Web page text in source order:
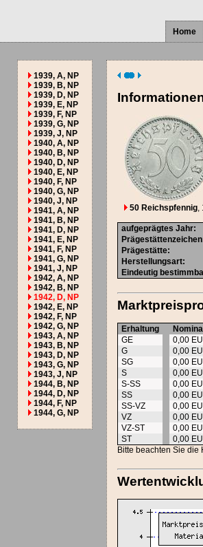
Home
1939, A, NP
1939, B, NP
1939, D, NP
1939, E, NP
1939, F, NP
1939, G, NP
1939, J, NP
1940, A, NP
1940, B, NP
1940, D, NP
1940, E, NP
1940, F, NP
1940, G, NP
1940, J, NP
1941, A, NP
1941, B, NP
1941, D, NP
1941, E, NP
1941, F, NP
1941, G, NP
1941, J, NP
1942, A, NP
1942, B, NP
1942, D, NP
1942, E, NP
1942, F, NP
1942, G, NP
1943, A, NP
1943, B, NP
1943, D, NP
1943, G, NP
1943, J, NP
1944, B, NP
1944, D, NP
1944, F, NP
1944, G, NP
50 Reichspfennig,
aufgeprägtes Jahr:
Prägestättenzeichen
Prägestätte:
Herstellungsart:
Eindeutig
Erhaltung
GE
0,00
G
0,00
SG
0,00
S
0,00
S-SS
0,00
SS
0,00
SS-VZ
0,00
VZ
0,00
VZ-ST
0,00
ST
0,00
Bitte beachten Sie die